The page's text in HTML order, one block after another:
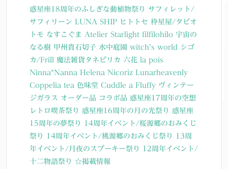
惑星座18周年のふしぎな動植物祭り
サフィレット/
サフィリーン
LUNA SHIP ヒトトセ 枠星屋/タビオ
トモ なすこぐま Atelier Starlight filfilohilo 宇宙の
なる樹 甲州貴石切子 水中庭園 witch’s world
シゴ
カ/Frill
魔法雑貨タネピリカ 六花
la pois
Ninna*Nanna
Helena Nicoriz
Lunarheavenly
Coppelia tea 色味堂 Cuddle a Fluffy ヴィンテー
ジガラス オーダー品 コラボ品 惑星座17周年の空想
レトロ喫茶祭り 惑星座16周年の月の光祭り 惑星座
15周年の夢祭り
14周年イベント/桜源郷のおみくじ
祭り
14周年イベント/桃源郷のおみくじ祭り
13周
年イベント/月夜のスプーキー祭り
12周年イベント/
十二物語祭り ☆掲載情報